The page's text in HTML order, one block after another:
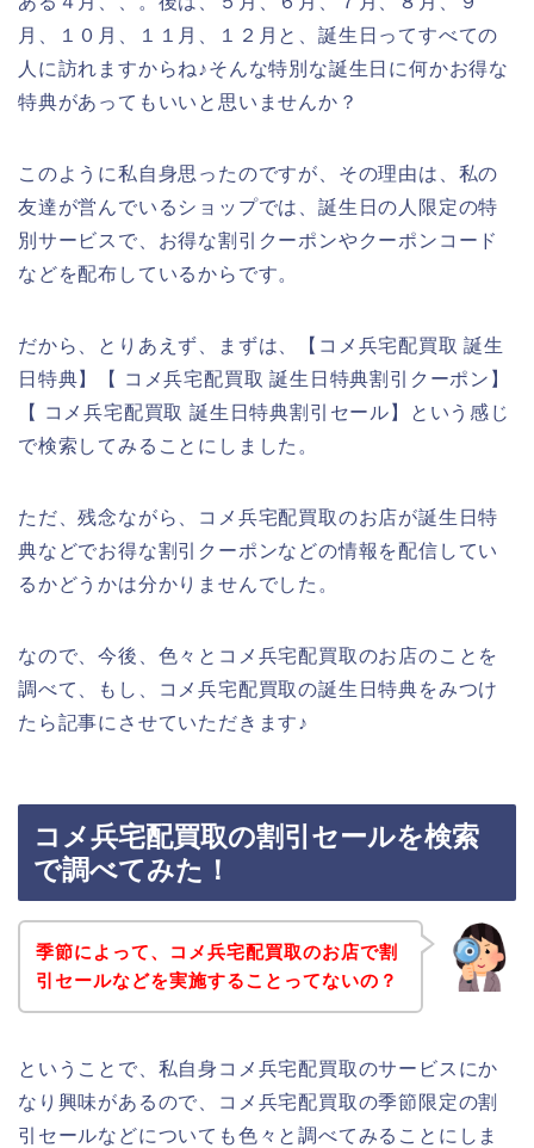
月、１０月、１１月、１２月と、誕生日ってすべての
人に訪れますからね♪そんな特別な誕生日に何かお得な
特典があってもいいと思いませんか？
このように私自身思ったのですが、その理由は、私の
友達が営んでいるショップでは、誕生日の人限定の特
別サービスで、お得な割引クーポンやクーポンコード
などを配布しているからです。
だから、とりあえず、まずは、【コメ兵宅配買取 誕生
日特典】【 コメ兵宅配買取 誕生日特典割引クーポン】
【 コメ兵宅配買取 誕生日特典割引セール】という感じ
で検索してみることにしました。
ただ、残念ながら、コメ兵宅配買取のお店が誕生日特
典などでお得な割引クーポンなどの情報を配信してい
るかどうかは分かりませんでした。
なので、今後、色々とコメ兵宅配買取のお店のことを
調べて、もし、コメ兵宅配買取の誕生日特典をみつけ
たら記事にさせていただきます♪
コメ兵宅配買取の割引セールを検索
で調べてみた！
季節によって、コメ兵宅配買取のお店で割
引セールなどを実施することってないの？
ということで、私自身コメ兵宅配買取のサービスにか
なり興味があるので、コメ兵宅配買取の季節限定の割
引セールなどについても色々と調べてみることにしま